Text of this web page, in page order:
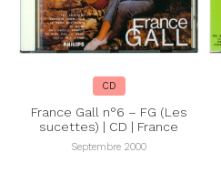
CD
France Gall n°6 – FG (Les
sucettes) | CD | France
Septembre 2000